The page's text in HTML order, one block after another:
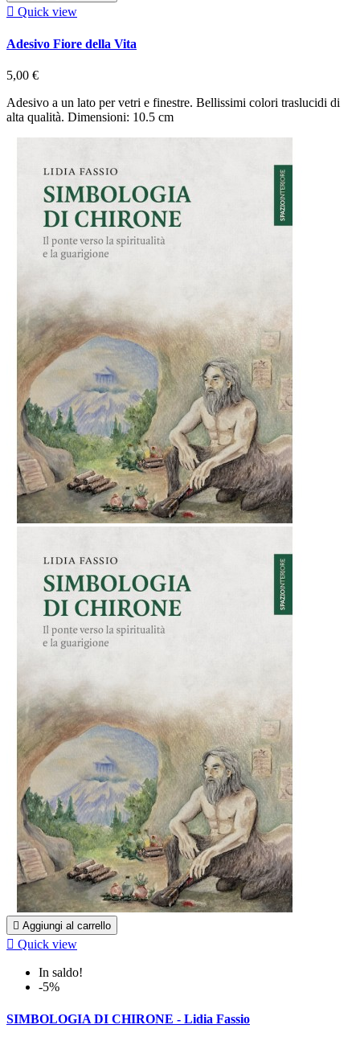
 Quick view
Adesivo Fiore della Vita
5,00 €
Adesivo a un lato per vetri e finestre. Bellissimi colori traslucidi di
alta qualità. Dimensioni: 10.5 cm
 Aggiungi al carrello
 Quick view
In saldo!
-5%
SIMBOLOGIA DI CHIRONE - Lidia Fassio